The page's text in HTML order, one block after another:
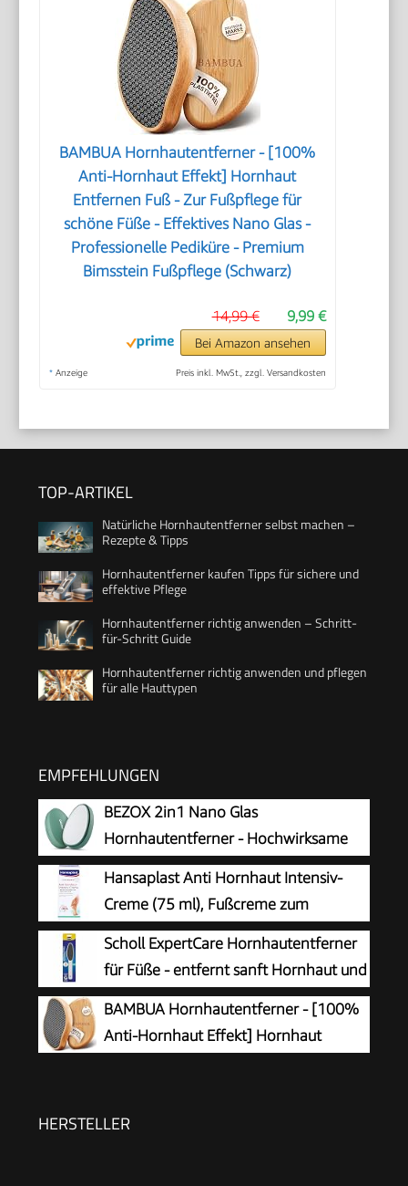
BAMBUA Hornhautentferner - [100%
Anti-Hornhaut Effekt] Hornhaut
Entfernen Fuß - Zur Fußpflege für
schöne Füße - Effektives Nano Glas -
Professionelle Pediküre - Premium
Bimsstein Fußpflege (Schwarz)
9,99 €
14,99 €
Bei Amazon ansehen
* Anzeige Preis inkl. MwSt., zzgl. Versandkosten
TOP-ARTIKEL
Natürliche Hornhautentferner selbst machen –
Rezepte & Tipps
Hornhautentferner kaufen Tipps für sichere und
effektive Pflege
Hornhautentferner richtig anwenden – Schritt-
für-Schritt Guide
Hornhautentferner richtig anwenden und pflegen
für alle Hauttypen
EMPFEHLUNGEN
BEZOX 2in1 Nano Glas
Hornhautentferner - Hochwirksame
Hornhautfeile für samtweiche Füsse -
Professionelle Fußpflege sicher & schnell Zur
Hornhautentfernung auf nassen und trockenen
Füßen
Hansaplast Anti Hornhaut Intensiv-
Creme (75 ml), Fußcreme zum
Hornhaut entfernen,
feuchtigkeitsspendende Hornhaut Creme pflegt
sehr trockene Haut mit Urea
Scholl ExpertCare Hornhautentferner
für Füße - entfernt sanft Hornhaut und
raue Haut, mit grober und feiner
Reibefläche, effektive Fußpflege für sofort
weiche Füße, waschbar und wiederverwendbar
BAMBUA Hornhautentferner - [100%
Anti-Hornhaut Effekt] Hornhaut
Professionelle Pediküre - Premium Bimsstein
HERSTELLER